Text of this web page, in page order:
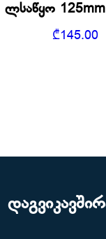
ლსაწყო
₾145.00